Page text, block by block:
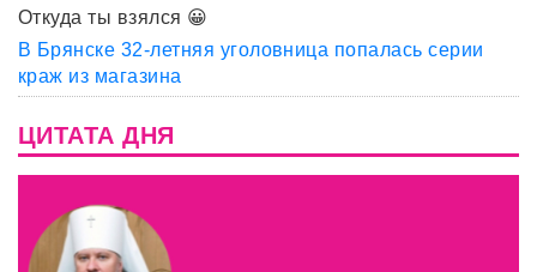
Откуда ты взялся 😀
В Брянске 32-летняя уголовница попалась серии
краж из магазина
ЦИТАТА ДНЯ